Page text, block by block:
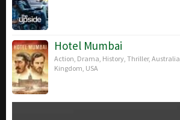
Hotel Mumbai
Action Drama History Thriller, Australia
Kingdom USA